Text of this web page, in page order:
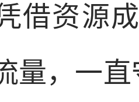
借资源
量，一